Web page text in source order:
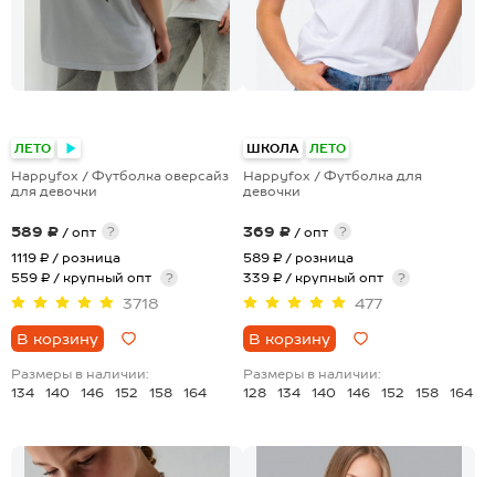
ЛЕТО
Happyfox / Футболка оверсайз
для девочки
589 ₽ / опт
?
1119 ₽ / розница
559 ₽ / крупный опт
?
3718
В корзину
Размеры в наличии:
134
140 146 152 158 164
ШКОЛА ЛЕТО
Happyfox / Футболка для
девочки
369 ₽ / опт
?
589 ₽ / розница
339 ₽ / крупный опт
?
477
В корзину
Размеры в наличии:
128
134 140 146 152 158 164